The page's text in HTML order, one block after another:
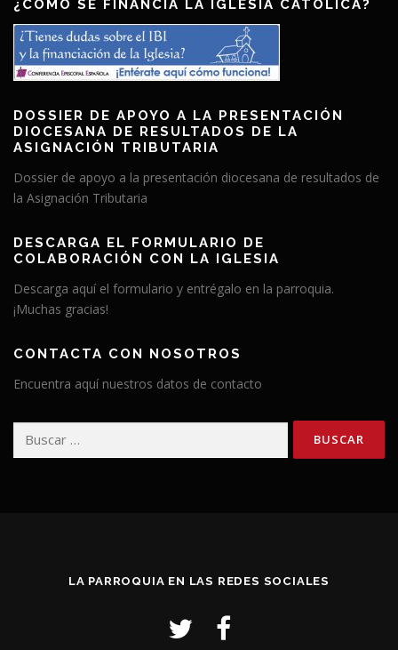
¿CÓMO SE FINANCIA LA IGLESIA CATÓLICA?
DOSSIER DE APOYO A LA PRESENTACIÓN
DIOCESANA DE RESULTADOS DE LA
ASIGNACIÓN TRIBUTARIA
Dossier de apoyo a la presentación diocesana de resultados de
la Asignación Tributaria
DESCARGA EL FORMULARIO DE
COLABORACIÓN CON LA IGLESIA
Descarga aquí el formulario y entrégalo en la parroquia.
¡Muchas gracias!
CONTACTA CON NOSOTROS
Encuentra aquí nuestros datos de contacto
LA PARROQUIA EN LAS REDES SOCIALES